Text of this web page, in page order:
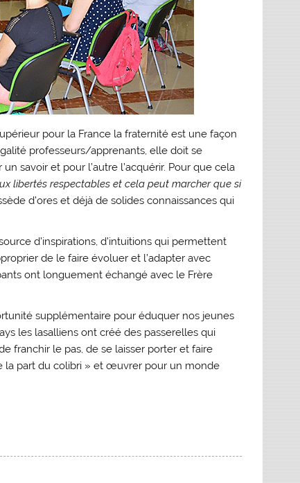
pour la France la fraternité est une façon
professeurs/apprenants, elle doit se
savoir et pour l’autre l’acquérir. Pour que cela
libertés respectables et cela peut marcher que si
d’ores et déjà de solides connaissances qui
d’inspirations, d’intuitions qui permettent
de le faire évoluer et l’adapter avec
ont longuement échangé avec le Frère
supplémentaire pour éduquer nos jeunes
les lasalliens ont créé des passerelles qui
franchir le pas, de se laisser porter et faire
la part du colibri » et œuvrer pour un monde